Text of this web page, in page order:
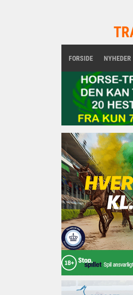
FORSIDE NYHEDER